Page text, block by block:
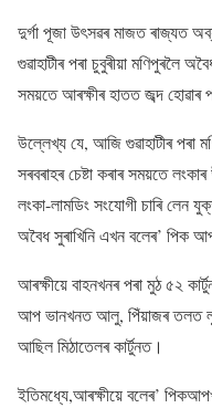
দুৰ্গা পূজা উৎসৱৰ মাজত ৰাজ্যত
গুৱাহাটীৰ পৰা চুবুৰীয়া মণিপুৰলৈ
সময়তে আৰক্ষীৰ হাতত জব্দ
উল্লেখ্য যে, আজি গুৱাহাটীৰ পৰা
সৰবৰাহৰ চেষ্টা কৰাৰ সময়তে
লংকা-লামডিং সংযোগী চাৰি লেন
অবৈধ সুৰাখিনি এখন বলেৰ’ পিক
আৰক্ষীয়ে বাহনখনৰ পৰা মুঠ ৫২
আপ ভানখনত আলু, পিঁয়াজৰ তলত
আছিল মিঠাতেলৰ কাৰ্টুনত।
ইতিমধ্যে,আৰক্ষীয়ে বলেৰ’